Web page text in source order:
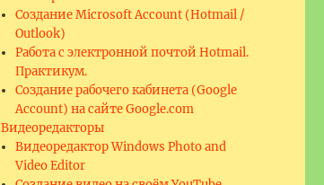
Создание Microsoft Account (Hotmail /
Outlook)
Работа с электронной почтой Hotmail.
Практикум.
Создание рабочего кабинета (Google
Account) на сайте Google.com
Видеоредакторы
Видеоредактор Windows Photo and
Video Editor